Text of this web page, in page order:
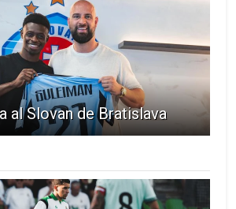
al Slovan de Bratislava